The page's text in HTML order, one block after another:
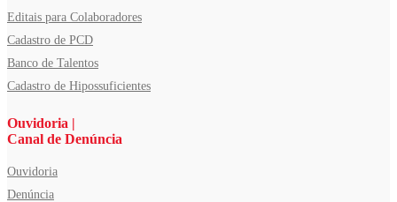
Editais para Colaboradores
Cadastro de PCD
Banco de Talentos
Cadastro de Hipossuficientes
Ouvidoria |
Canal de Denúncia
Ouvidoria
Denúncia